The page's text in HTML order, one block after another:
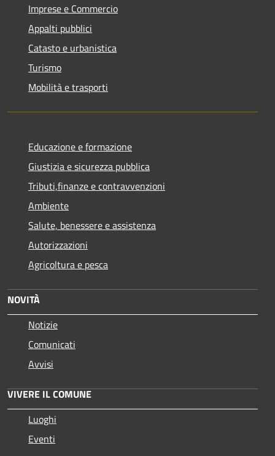
Imprese e Commercio
Appalti pubblici
Catasto e urbanistica
Turismo
Mobilità e trasporti
Educazione e formazione
Giustizia e sicurezza pubblica
Tributi,finanze e contravvenzioni
Ambiente
Salute, benessere e assistenza
Autorizzazioni
Agricoltura e pesca
NOVITÀ
Notizie
Comunicati
Avvisi
VIVERE IL COMUNE
Luoghi
Eventi